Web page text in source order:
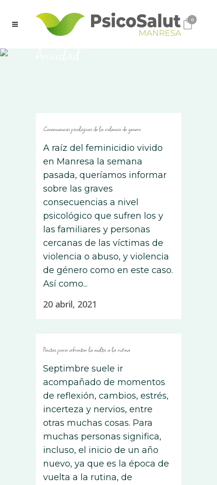
0
Consecuencias psicológicas de la violencia de genero
A raíz del feminicidio vivido
en Manresa la semana
pasada, queríamos informar
sobre las graves
consecuencias a nivel
psicológico que sufren los y
las familiares y personas
cercanas de las víctimas de
violencia o abuso, y violencia
de género como en este caso.
Así como...
20 abril, 2021
Pautas para afrontar la vuelta a la rutina
Septimbre suele ir
acompañado de momentos
de reflexión, cambios, estrés,
incerteza y nervios, entre
otras muchas cosas. Para
muchas personas significa,
incluso, el inicio de un año
nuevo, ya que es la época de
vuelta a la rutina, de